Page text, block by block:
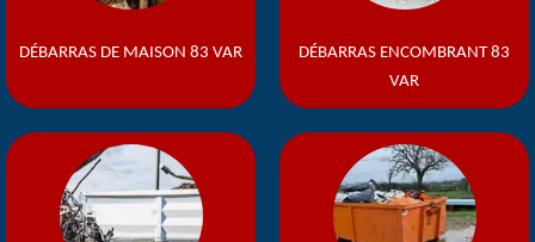
DÉBARRAS DE MAISON 83 VAR
DÉBARRAS ENCOMBRANT 83
VAR